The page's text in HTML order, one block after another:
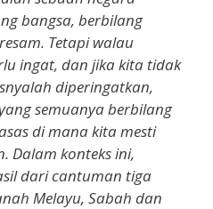
bangsa, berbilang
Tetapi walau
ingat, dan jika kita tidak
diperingatkan,
semuanya berbilang
di mana kita mesti
Dalam konteks ini,
dari cantuman tiga
Melayu, Sabah dan